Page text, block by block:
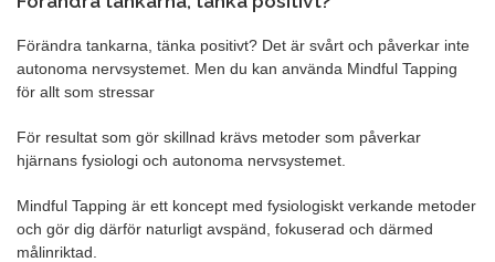
Förändra tankarna, tänka positivt? Det är svårt och påverkar inte
autonoma nervsystemet. Men du kan använda Mindful Tapping
för allt som stressar
För resultat som gör skillnad krävs metoder som påverkar
hjärnans fysiologi och autonoma nervsystemet.
Mindful Tapping är ett koncept med fysiologiskt verkande metoder
och gör dig därför naturligt avspänd, fokuserad och därmed
målinriktad.